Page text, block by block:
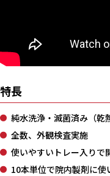
特長
純水洗浄・滅菌済み（
全数、外観検査実施
使いやすいトレー入りで
10本単位で院内製剤に使